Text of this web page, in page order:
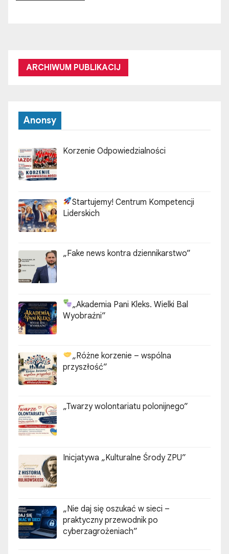
ARCHIWUM PUBLIKACIJ
Anonsy
Korzenie Odpowiedzialności
Startujemy! Centrum Kompetencji
Liderskich
„Fake news kontra dziennikarstwo”
„Akademia Pani Kleks. Wielki Bal
Wyobraźni”
„Różne korzenie – wspólna
przyszłość”
„Twarzy wolontariatu polonijnego”
Inicjatywa „Kulturalne Środy ZPU”
„Nie daj się oszukać w sieci –
praktyczny przewodnik po
cyberzagrożeniach”